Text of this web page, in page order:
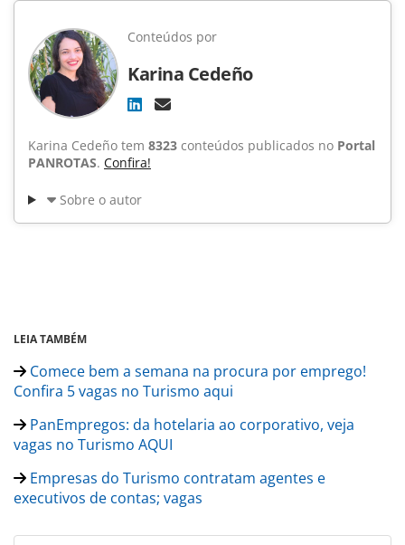
Conteúdos por
Karina Cedeño
Karina Cedeño tem 8323 conteúdos publicados no Portal
PANROTAS. Confira!
Sobre o autor
LEIA TAMBÉM
Comece bem a semana na procura por emprego!
Confira 5 vagas no Turismo aqui
PanEmpregos: da hotelaria ao corporativo, veja
vagas no Turismo AQUI
Empresas do Turismo contratam agentes e
executivos de contas; vagas